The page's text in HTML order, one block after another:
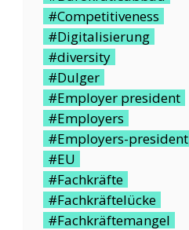
#Competitiveness
#Digitalisierung
#diversity
#Dulger
#Employer president
#Employers
#Employers-president
#EU
#Fachkräfte
#Fachkräftelücke
#Fachkräftemangel